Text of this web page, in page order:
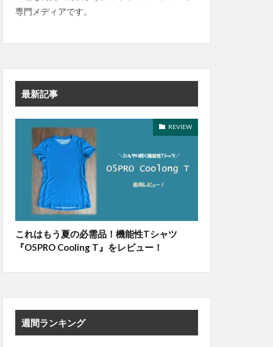
専門メディアです。
最新記事
REVIEW
これはもう夏の必需品！機能性Tシャツ
『O5PRO Cooling T』をレビュー！
週間ランキング